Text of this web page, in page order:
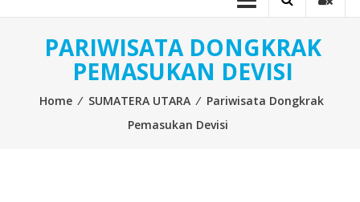
PARIWISATA DONGKRAK
PEMASUKAN DEVISI
Home ⁄ SUMATERA UTARA ⁄ Pariwisata Dongkrak
Pemasukan Devisi